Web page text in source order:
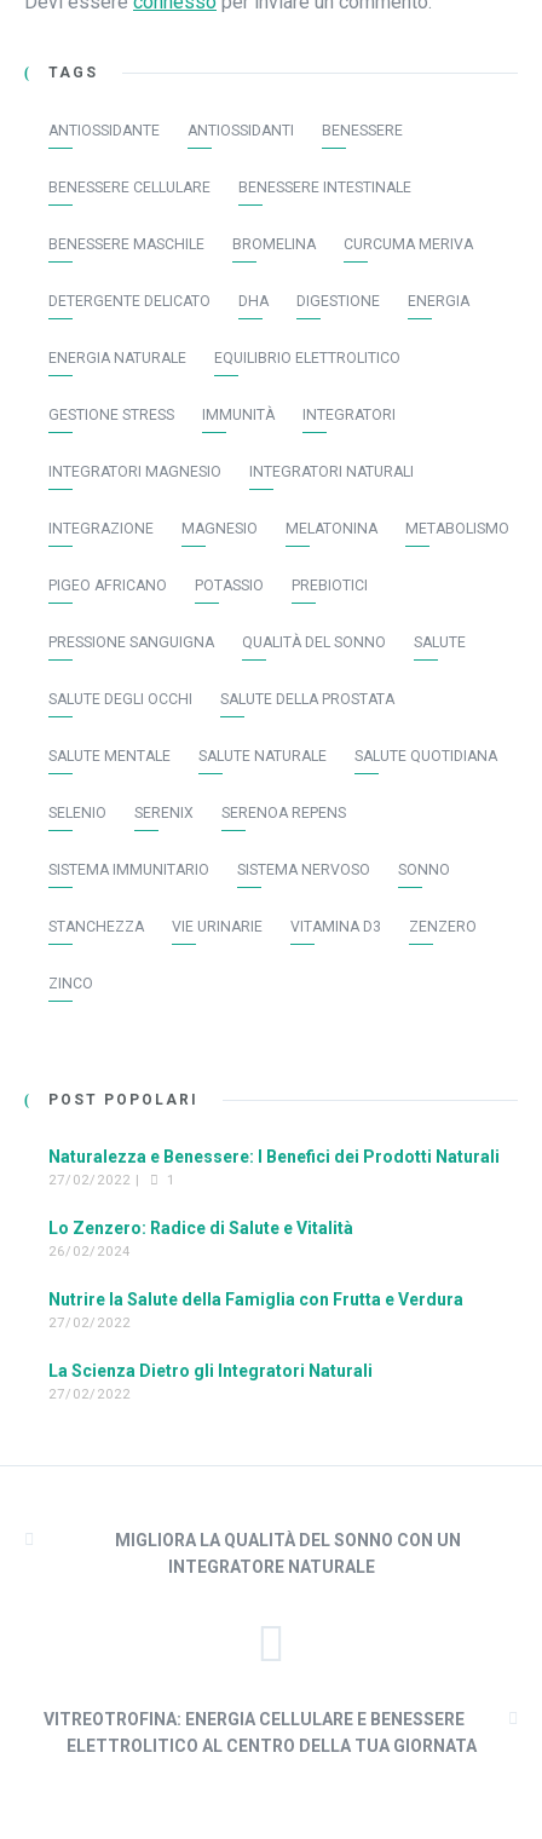
TAGS
ANTIOSSIDANTE ANTIOSSIDANTI BENESSERE
BENESSERE CELLULARE BENESSERE INTESTINALE
BENESSERE MASCHILE BROMELINA CURCUMA MERIVA
DETERGENTE DELICATO DHA DIGESTIONE ENERGIA
ENERGIA NATURALE EQUILIBRIO ELETTROLITICO
GESTIONE STRESS IMMUNITÀ INTEGRATORI
INTEGRATORI MAGNESIO INTEGRATORI NATURALI
INTEGRAZIONE MAGNESIO MELATONINA METABOLISMO
PIGEO AFRICANO POTASSIO PREBIOTICI
PRESSIONE SANGUIGNA QUALITÀ DEL SONNO SALUTE
SALUTE DEGLI OCCHI SALUTE DELLA PROSTATA
SALUTE MENTALE SALUTE NATURALE SALUTE QUOTIDIANA
SELENIO SERENIX SERENOA REPENS
SISTEMA IMMUNITARIO SISTEMA NERVOSO SONNO
STANCHEZZA VIE URINARIE VITAMINA D3 ZENZERO
ZINCO
POST POPOLARI
Naturalezza e Benessere: I Benefici dei Prodotti Naturali
27/02/2022 | 1
Lo Zenzero: Radice di Salute e Vitalità
26/02/2024
Nutrire la Salute della Famiglia con Frutta e Verdura
27/02/2022
La Scienza Dietro gli Integratori Naturali
27/02/2022
MIGLIORA LA QUALITÀ DEL SONNO CON UN
INTEGRATORE NATURALE
VITREOTROFINA: ENERGIA CELLULARE E BENESSERE
ELETTROLITICO AL CENTRO DELLA TUA GIORNATA